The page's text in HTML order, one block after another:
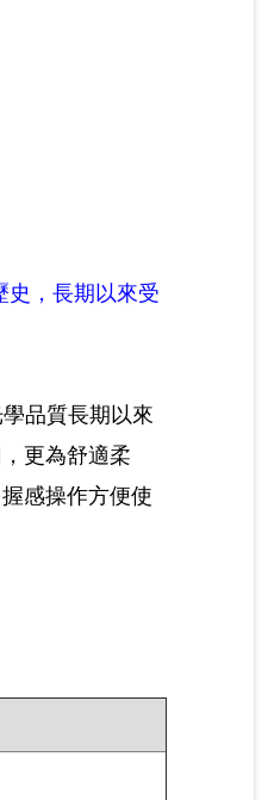
史，長期以來受
品質長期以來
更為舒適柔
感操作方便使